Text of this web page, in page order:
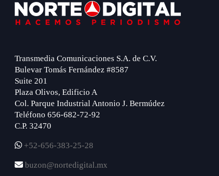
Footer
Transmedia Comunicaciones S.A. de C.V.
Bulevar Tomás Fernández #8587
Suite 201
Plaza Olivos, Edificio A
Col. Parque Industrial Antonio J. Bermúdez
Teléfono 656-682-72-92
C.P. 32470
+52-656-383-25-28
buzon@nortedigital.mx